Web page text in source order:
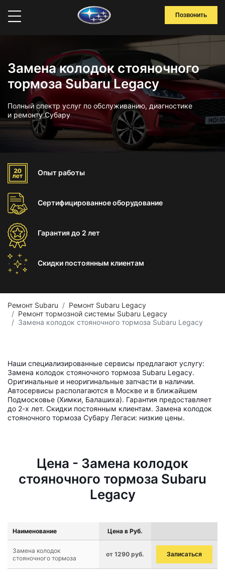
Позвонить
Замена колодок стояночного
тормоза Subaru Legacy
Полный спектр услуг по обслуживанию, диагностике
и ремонту Субару
Опыт работы
Сертифицированноеоборудование
Гарантиядо 2 лет
Скидки постоянным клиентам
Ремонт Subaru
Ремонт Subaru Legacy
Ремонт тормозной системы Subaru Legacy
Замена колодок стояночного тормоза Subaru Legacy
Наши специализированные сервисы предлагают услугу:
Замена колодок стояночного тормоза Subaru Legacy.
Оригинальные и неоригинальные запчасти в наличии.
Автосервисы располагаются в Москве и в ближайшем
Подмосковье (Химки, Балашиха). Гарантия предоставляет
до 2-х лет. Скидки постоянным клиентам. Замена колодок
стояночного тормоза Субару Легаси: низкие цены.
Цена - Замена колодок
стояночного тормоза Subaru
Legacy
Наименование Цена в Руб.
Замена колодок
стояночного тормоза
от 1290 руб. Записаться